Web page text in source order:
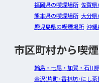
福岡県の喫煙場所 佐賀
熊本県の喫煙場所 大分
鹿児島県の喫煙場所 沖縄
市区町村から喫
輪島・七尾・加賀・石川
金沢(片町･香林坊･にし茶